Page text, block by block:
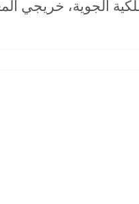
الجوية، خريجي